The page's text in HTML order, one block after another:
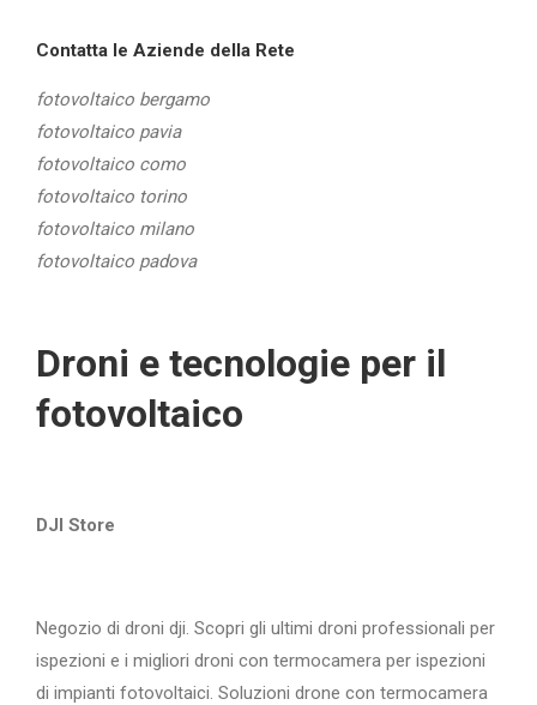
Contatta le Aziende della Rete
fotovoltaico bergamo
fotovoltaico pavia
fotovoltaico como
fotovoltaico torino
fotovoltaico milano
fotovoltaico padova
Droni e tecnologie per il
fotovoltaico
DJI Store
Negozio di droni dji. Scopri gli ultimi droni professionali per
ispezioni e i migliori droni con termocamera per ispezioni
di impianti fotovoltaici. Soluzioni drone con termocamera